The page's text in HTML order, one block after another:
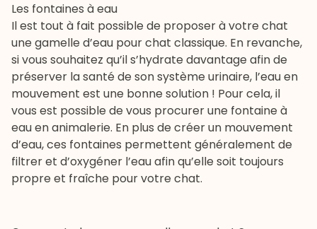
Les fontaines à eau
Il est tout à fait possible de proposer à votre chat
une gamelle d’eau pour chat classique. En revanche,
si vous souhaitez qu’il s’hydrate davantage afin de
préserver la santé de son système urinaire, l’eau en
mouvement est une bonne solution ! Pour cela, il
vous est possible de vous procurer une fontaine à
eau en animalerie. En plus de créer un mouvement
d’eau, ces fontaines permettent généralement de
filtrer et d’oxygéner l’eau afin qu’elle soit toujours
propre et fraîche pour votre chat.